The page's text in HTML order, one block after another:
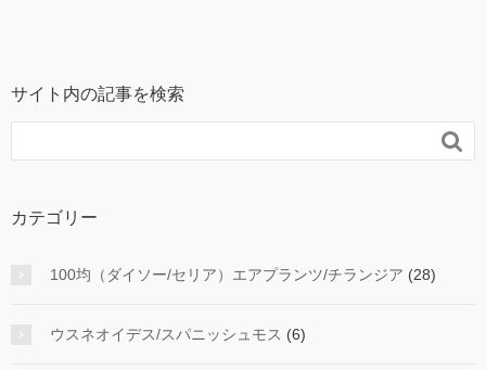
サイト内の記事を検索

カテゴリー
100均（ダイソー/セリア）エアプランツ/チランジア (28)
ウスネオイデス/スパニッシュモス (6)